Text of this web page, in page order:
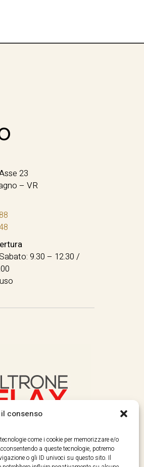
consenso
come i cookie per memorizzare e/o
a queste tecnologie, potremo
o gli ID univoci su questo sito. Il
23
– VR
9.30 – 12.30 /